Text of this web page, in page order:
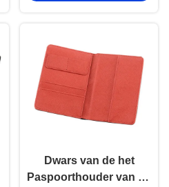
Dwars van de het
Paspoorthouder van de